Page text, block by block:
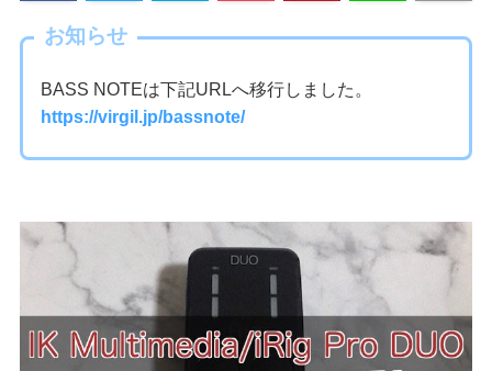
お知らせ
BASS NOTEは下記URLへ移行しました。
https://virgil.jp/bassnote/